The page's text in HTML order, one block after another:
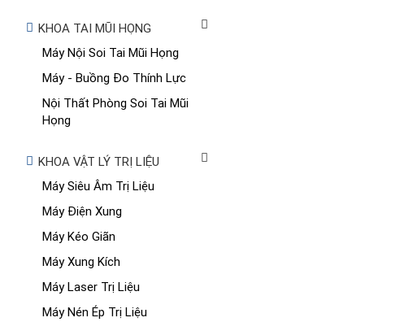
KHOA TAI MŨI HỌNG
Máy Nội Soi Tai Mũi Họng
Máy - Buồng Đo Thính Lực
Nội Thất Phòng Soi Tai Mũi
Họng
KHOA VẬT LÝ TRỊ LIỆU
Máy Siêu Âm Trị Liệu
Máy Điện Xung
Máy Kéo Giãn
Máy Xung Kích
Máy Laser Trị Liệu
Máy Nén Ép Trị Liệu